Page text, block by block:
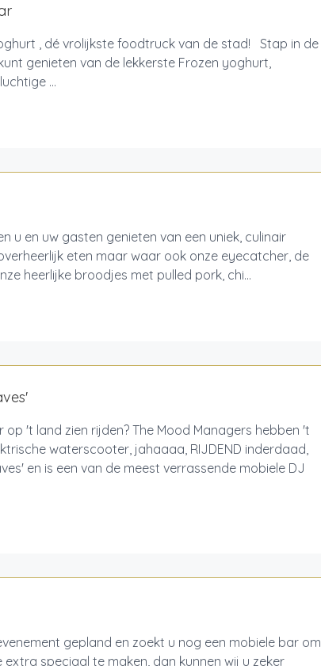
, dé vrolijkste foodtruck van de stad! Stap in de
genieten van de lekkerste Frozen yoghurt,
...
u en uw gasten genieten van een uniek, culinair
eten maar waar ook onze eyecatcher, de
heerlijke broodjes met pulled pork, chi...
't land zien rijden? The Mood Managers hebben 't
waterscooter, jahaaaa, RIJDEND inderdaad,
en is een van de meest verrassende mobiele DJ
gepland en zoekt u nog een mobiele bar om
speciaal te maken, dan kunnen wij u zeker